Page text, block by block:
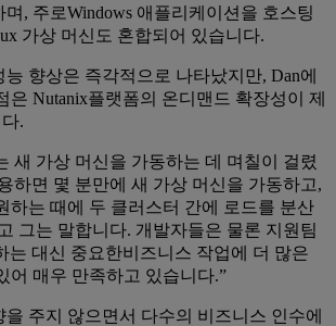
, 주로Windows 애플리케이션을 호스팅
가상 머신도 혼합되어 있습니다.
향상은 즉각적으로 나타났지만, Dan에
은 Nutanix플랫폼의 온디맨드 확장성이 제
.
새 가상 머신을 가동하는 데 며칠이 걸렸
하면 몇 분만에 새 가상 머신을 가동하고,
하는 때에 두 클러스터 간에 로드를 분산
그는 말합니다. 개발자들은 물론 지원팀
는 대신 중요한비즈니스 작업에 더 많은
어 매우 만족하고 있습니다.”
주지 않으면서 다수의 비즈니스 인수에